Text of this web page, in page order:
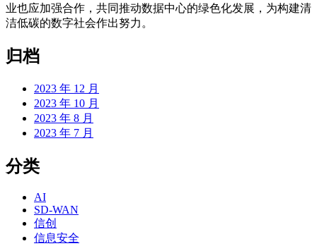
业也应加强合作，共同推动数据中心的绿色化发展，为构建清
洁低碳的数字社会作出努力。
归档
2023 年 12 月
2023 年 10 月
2023 年 8 月
2023 年 7 月
分类
AI
SD-WAN
信创
信息安全